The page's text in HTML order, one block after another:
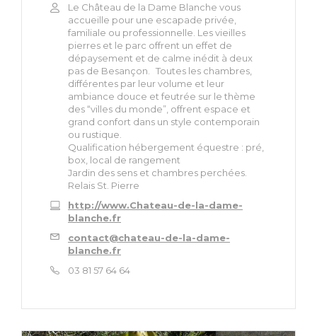
Le Château de la Dame Blanche vous
accueille pour une escapade privée,
familiale ou professionnelle. Les vieilles
pierres et le parc offrent un effet de
dépaysement et de calme inédit à deux
pas de Besançon. Toutes les chambres,
différentes par leur volume et leur
ambiance douce et feutrée sur le thème
des “villes du monde”, offrent espace et
grand confort dans un style contemporain
ou rustique.
Qualification hébergement équestre : pré,
box, local de rangement
Jardin des sens et chambres perchées.
Relais St. Pierre
http://www.Chateau-de-la-dame-
blanche.fr
contact@chateau-de-la-dame-
blanche.fr
03 81 57 64 64